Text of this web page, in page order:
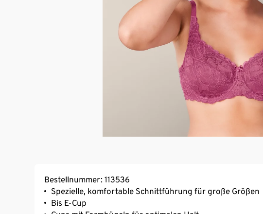
Bestellnummer: 113536
Spezielle, komfortable Schnittführung für große Größen
Bis E-Cup